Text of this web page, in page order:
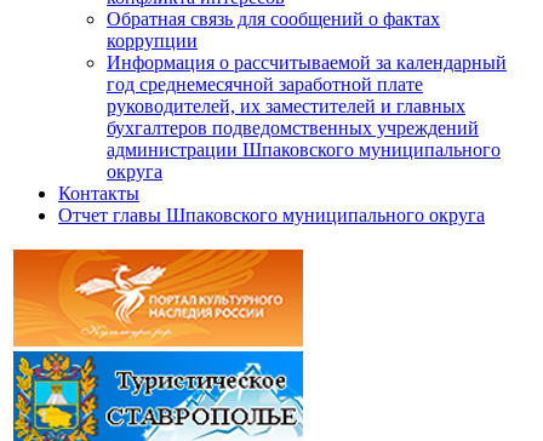
Обратная связь для сообщений о фактах
коррупции
Информация о рассчитываемой за календарный
год среднемесячной заработной плате
руководителей, их заместителей и главных
бухгалтеров подведомственных учреждений
администрации Шпаковского муниципального
округа
Контакты
Отчет главы Шпаковского муниципального округа